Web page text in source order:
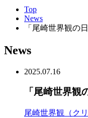
Top
News
「尾崎世界観の
News
2025.07.16
「尾崎世界観
尾崎世界観（ク